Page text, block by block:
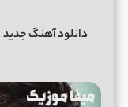
دانلود آهنگ جدید